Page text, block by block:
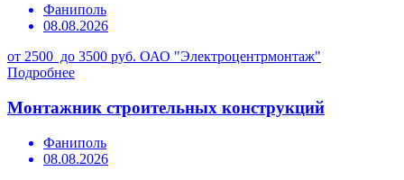
Фаниполь
08.08.2026
от 2500 до 3500 руб. ОАО "Электроцентрмонтаж"
Подробнее
Монтажник строительных конструкций
Фаниполь
08.08.2026